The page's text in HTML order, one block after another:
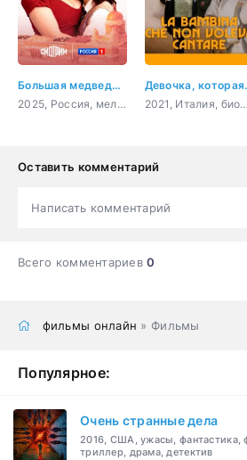
Большая медведица
2025, Россия, мелодрама
2021, Италия, биография
Оставить комментарий
Написать комментарий
Всего комментариев0
фильмы онлайн » Фильмы
Популярное:
Очень странные дела
2016, США, ужасы, фантастика,
триллер, драма, детектив